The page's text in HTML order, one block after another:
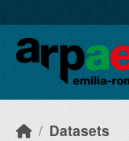
Datasets